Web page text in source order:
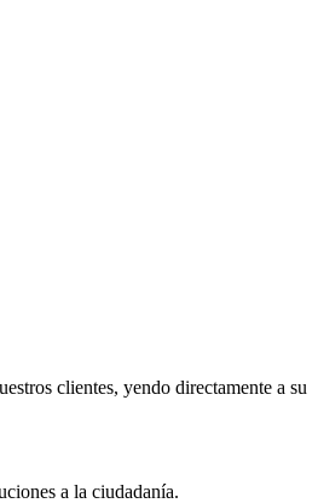
clientes, yendo directamente a su
a la ciudadanía.